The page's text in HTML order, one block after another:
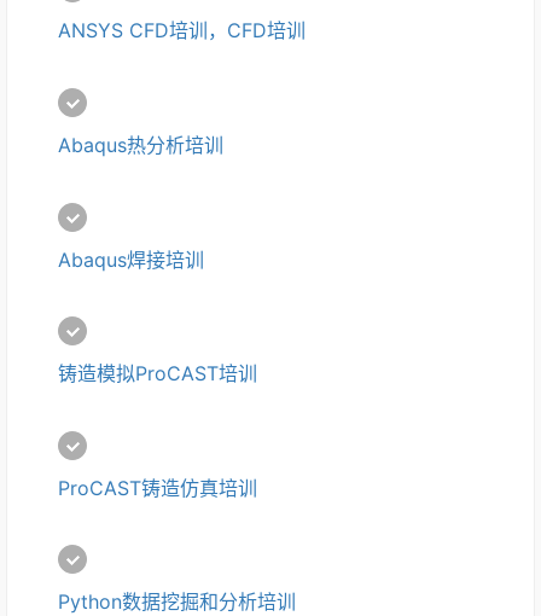
ANSYS CFD培训，CFD培训
Abaqus热分析培训
Abaqus焊接培训
铸造模拟ProCAST培训
ProCAST铸造仿真培训
Python数据挖掘和分析培训